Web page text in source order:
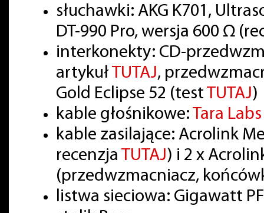
słuchawki: AKG K701,
DT-990 Pro, wersja 600 Ω
interkonekty: CD-
artykuł
TUTAJ,
Gold Eclipse 52 (test
TUTAJ)
kable głośnikowe:
Tara
kable zasilające: Acrolink
recenzja
TUTAJ) i 2 x
(przedwzmacniacz,
listwa sieciowa: Gigawatt